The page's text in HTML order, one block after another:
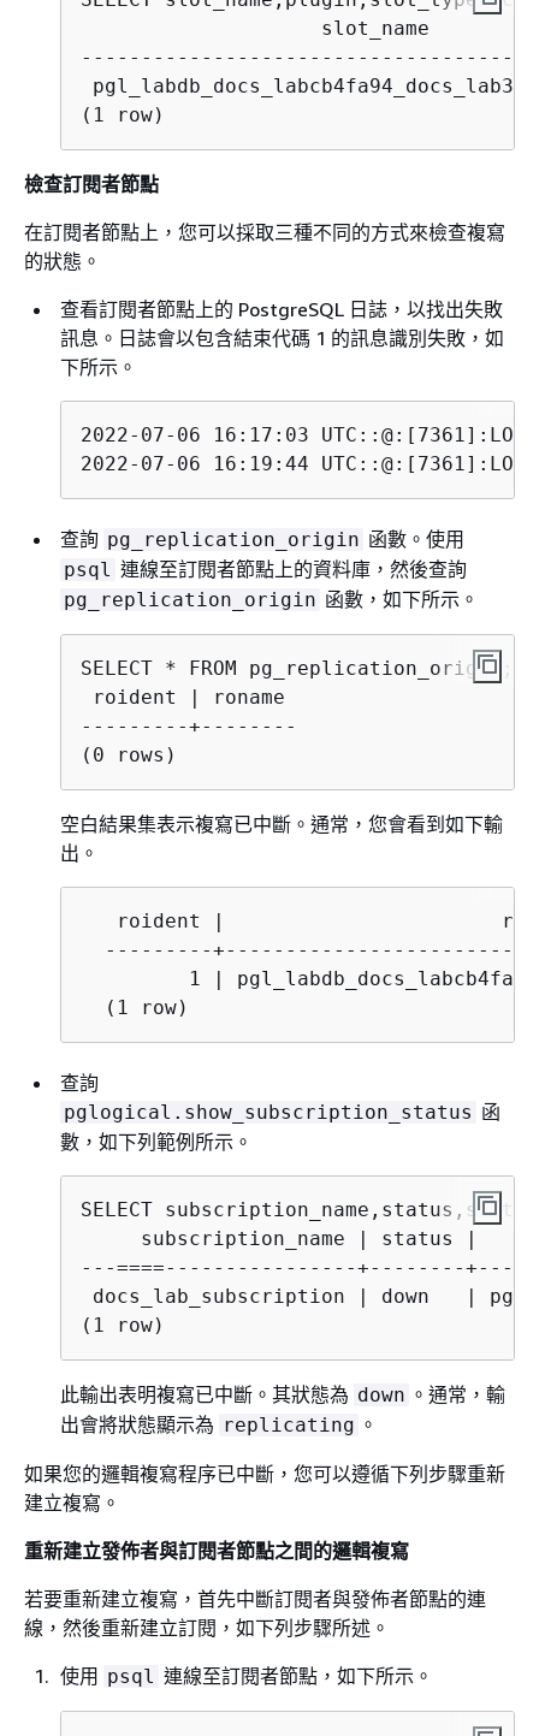
slot_name
(1 row)
檢查訂閱者節點
在訂閱者節點上，您可以採取三種不同的方式來檢查複寫
的狀態。
查看訂閱者節點上的 PostgreSQL 日誌，以找出失敗
訊息。日誌會以包含結束代碼 1 的訊息識別失敗，如
下所示。
2022-07-06 16:17:03
2022-07-06 16:19:44
查詢 pg_replication_origin 函數。使用
psql 連線至訂閱者節點上的資料庫，然後查詢
pg_replication_origin 函數，如下所示。
roident | roname
---------+--------
(0 rows)
空白結果集表示複寫已中斷。通常，您會看到如下輸
出。
roident |
---------
1 |
  (1 row)
查詢
pglogical.show_subscription_status 函
數，如下列範例所示。
subscription_name | status |
---====----------------+--------
docs_lab_subscription | down   |
(1 row)
此輸出表明複寫已中斷。其狀態為 down 。通常，輸
出會將狀態顯示為 replicating 。
如果您的邏輯複寫程序已中斷，您可以遵循下列步驟重新
建立複寫。
重新建立發佈者與訂閱者節點之間的邏輯複寫
若要重新建立複寫，首先中斷訂閱者與發佈者節點的連
線，然後重新建立訂閱，如下列步驟所述。
使用 psql 連線至訂閱者節點，如下所示。